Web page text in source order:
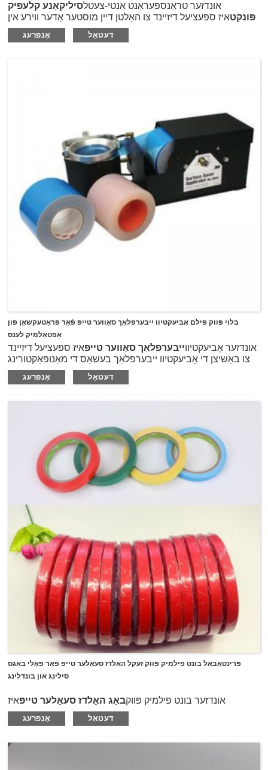
אונדזער טראַנספּעראַנט אַנטי-צעטלסיליקאָנע קלעפּיק
פּונקטאיז ספּעציעל דיזיינד צו האַלטן דיין מוסטער אָדער ווירע אין
פּלאַץ צו ויסמיידן סליפּידזש ווען ניצן די דריי-קאַטער, אַזוי די
קאַטינג איז סאַפער, מער פּינטלעך און מער שליימעסדיק גלייַך
טעמפּלאַטעס, און דאַן טרער זיי אַוועק אָן קיין רעזאַדו ווען איר ניט
מיר קענען שטאַרבן שנייַדן ביידע שאַפּעס אין קייַלעכיק דיסקס
אָדער קוואַדראַט שטיק אויף אַ גרויס בויגן און יחיד פּאַקן עס מיט
גרויס דאַץ און 24 פּקס קליין דאַץ פֿאַר דיין פאַרשידענע
אָנפרעג דעטאַל
בלוי פּווק פילם אָביעקטיוו ייבערפלאַך סאַווער טייפּ פֿאַר פּראַטעקשאַן פון
אַפטאַלמיק לענס
אונדזער אָביעקטיווייבערפלאַך סאַווער טייפּאיז ספּעציעל דיזיינד
צו באַשיצן די אָביעקטיוו ייבערפלאַך בעשאַס די מאַנופאַקטורינג
פון רקס אָביעקטיוו ווי קאַטינג, פּאַלישינג און גרינדינג.עס קענען
יפישאַנטלי העלפן פאַרמייַדן די סקראַטשיז אָדער פּאַרטיקאַלז
ייבערפלאַך ויסלייזער טייפּ ניצט בלוי פלעקסאַבאַל פּווק פילם ווי
פּראָצעס, און דעמאָלט קאָוטאַד מיט נאַטירלעך גומע קלעפּיק אין
פּראַוויידינג העכער אַדכיזשאַן צו די אָביעקטיוו מיט נידעריק טאָרק
צו ענשור פּינטלעך עדזשאַז.עס קענען זיין פּיילד ריין און לייכט פון די
אָביעקטיוו נאָך די-בלאַקינג אָן געלאזן קיין רעזאַדוז אָדער
גהאָסטינג אויף די אָביעקטיוו.אונדזער פּווק פילם טאַשמע קענען
זיין געווענדט ניט בלויז אויף די אָביעקטיוו אָבער אויך פּראָדוקציע
אָנפרעג דעטאַל
פּרינטאַבאַל בונט פילמיק פּווק זעקל האַלדז סעאַלער טייפּ פֿאַר פּאָלי באַגס
סילינג און בונדלינג
אונדזער בונט פילמיק פּווקבאַג האַלדז סעאַלער טייפּאיז
ספּעציעל דיזיינד פֿאַר סילינג, באַנדינג און באַנדלינג די פּאָלי
באַגס אין סופּער מאַרק, שפּייַזקראָם סטאָרז, בעקערייַ סטאָרז,
עס ניצט פלעקסאַבאַל פּווק ווי טרעגער פילם און קאָוטאַד מיט
אָנפרעג דעטאַל